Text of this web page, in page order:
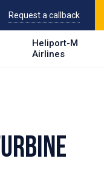
Request a callback
Heliport-M
Airlines